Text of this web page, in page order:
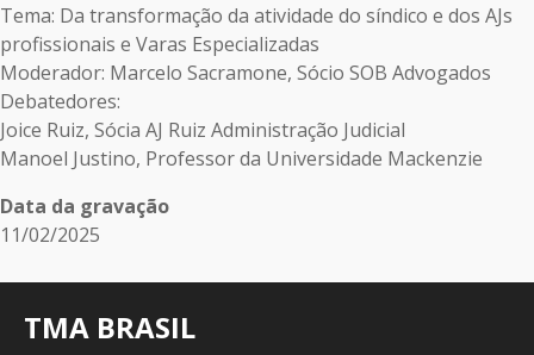
Tema: Da transformação da atividade do síndico e dos AJs
profissionais e Varas Especializadas
Moderador: Marcelo Sacramone, Sócio SOB Advogados
Debatedores:
Joice Ruiz, Sócia AJ Ruiz Administração Judicial
Manoel Justino, Professor da Universidade Mackenzie
Data da gravação
11/02/2025
TMA BRASIL